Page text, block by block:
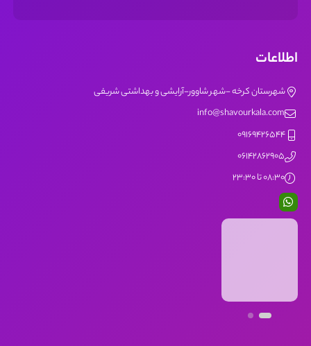
اطلاعات
شهرستان کرخه -شهر شاوور-آرایشی و بهداشتی شریفی
info@shavourkala.com
09169426544
06142862905
08:30 تا 23:30